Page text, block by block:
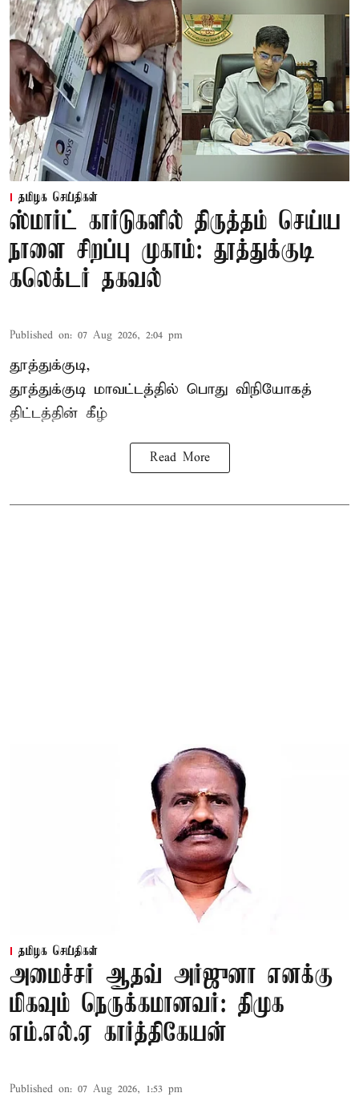
தமிழக செய்திகள்
ஸ்மார்ட் கார்டுகளில் திருத்தம் செய்ய
நாளை சிறப்பு முகாம்: தூத்துக்குடி
கலெக்டர் தகவல்
Published on: 07 Aug 2026, 2:04 pm
தூத்துக்குடி,
தூத்துக்குடி மாவட்டத்தில் பொது விநியோகத்
திட்டத்தின் கீழ்
Read More
தமிழக செய்திகள்
அமைச்சர் ஆதவ் அர்ஜுனா எனக்கு
மிகவும் நெருக்கமானவர்: திமுக
எம்.எல்.ஏ கார்த்திகேயன்
Published on: 07 Aug 2026, 1:53 pm